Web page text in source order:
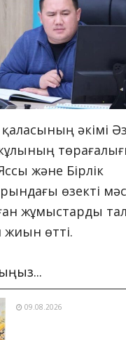
қаласының әкімі
және Бірлік
өзекті
жұмыстарды
жиын өтті.
09.08.2026